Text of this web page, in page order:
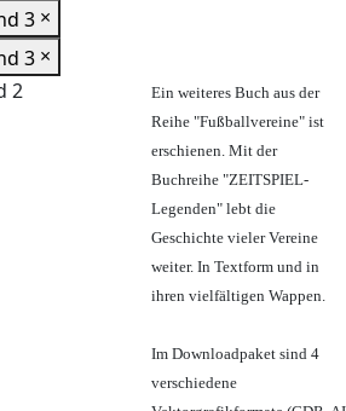
×
×
Ein weiteres Buch aus der
Reihe "Fußballvereine" ist
erschienen. Mit der
Buchreihe "ZEITSPIEL-
Legenden" lebt die
Geschichte vieler Vereine
weiter. In Textform und in
ihren vielfältigen Wappen.
Im Downloadpaket sind 4
verschiedene